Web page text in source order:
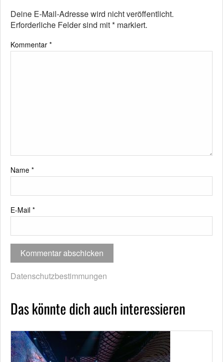
Deine E-Mail-Adresse wird nicht veröffentlicht.
Erforderliche Felder sind mit* markiert.
Kommentar *
Name *
E-Mail *
Datenschutzbestimmungen
Das könnte dich auch interessieren